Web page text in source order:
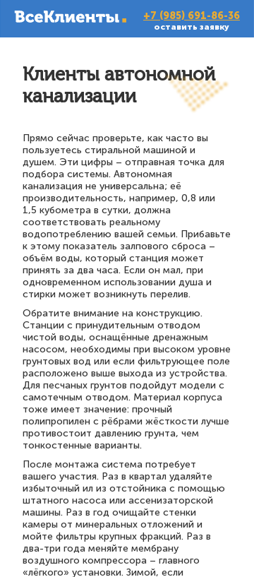
+7 (985) 691-86-36
оставить заявку
Клиенты автономной
канализации
Прямо сейчас проверьте, как часто вы
пользуетесь стиральной машиной и
душем. Эти цифры – отправная точка для
подбора системы. Автономная
канализация не универсальна; её
производительность, например, 0,8 или
1,5 кубометра в сутки, должна
соответствовать реальному
водопотреблению вашей семьи. Прибавьте
к этому показатель залпового сброса –
объём воды, который станция может
принять за два часа. Если он мал, при
одновременном использовании душа и
стирки может возникнуть перелив.
Обратите внимание на конструкцию.
Станции с принудительным отводом
чистой воды, оснащённые дренажным
насосом, необходимы при высоком уровне
грунтовых вод или если фильтрующее поле
расположено выше выхода из устройства.
Для песчаных грунтов подойдут модели с
самотечным отводом. Материал корпуса
тоже имеет значение: прочный
полипропилен с рёбрами жёсткости лучше
противостоит давлению грунта, чем
тонкостенные варианты.
После монтажа система потребует
вашего участия. Раз в квартал удаляйте
избыточный ил из отстойника с помощью
штатного насоса или ассенизаторской
машины. Раз в год очищайте стенки
камеры от минеральных отложений и
мойте фильтры крупных фракций. Раз в
два-три года меняйте мембрану
воздушного компрессора – главного
«лёгкого» установки. Зимой, если